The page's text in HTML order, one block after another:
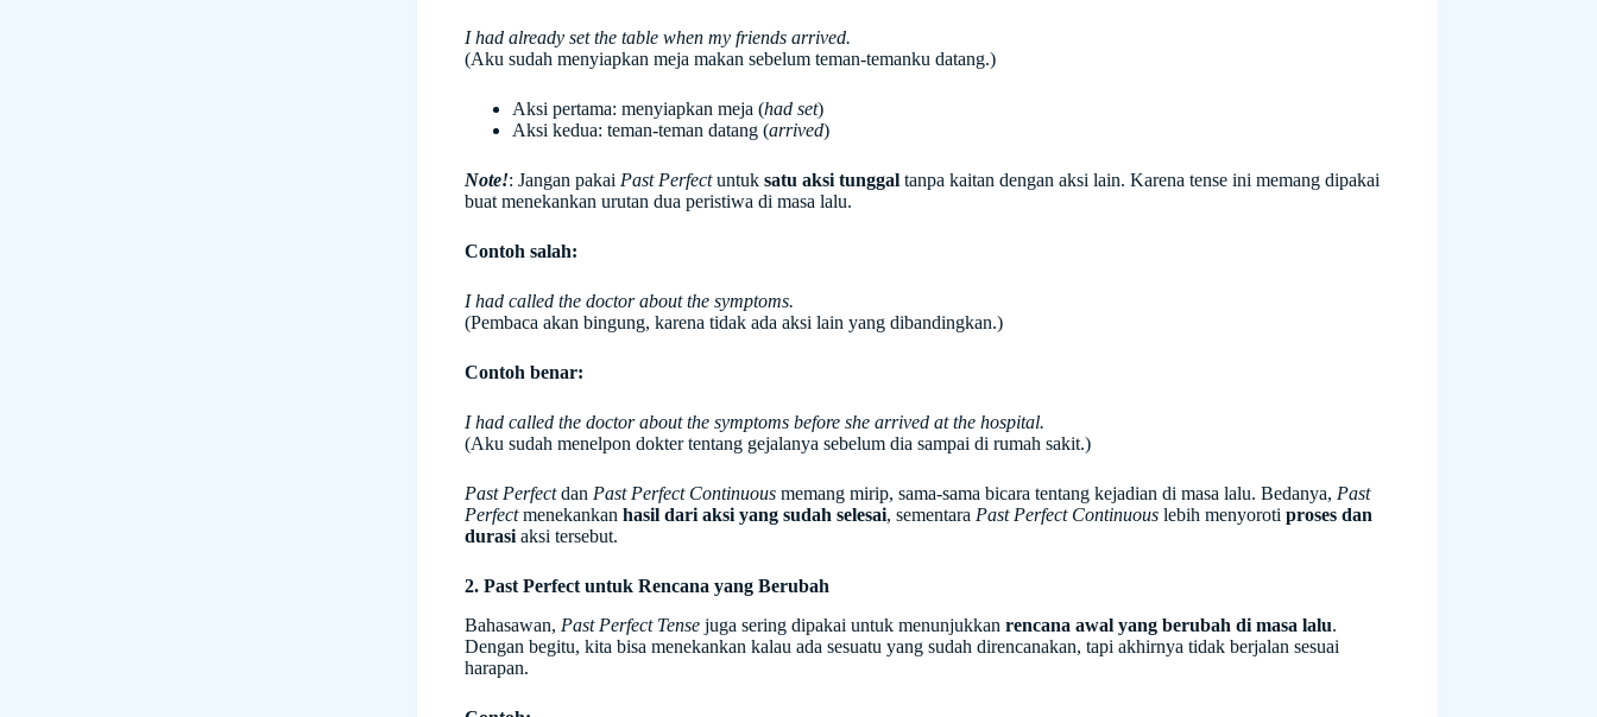
I had already set the table when my friends arrived.
(Aku sudah menyiapkan meja makan sebelum teman-temanku datang.)
Aksi pertama: menyiapkan meja (had set)
Aksi kedua: teman-teman datang (arrived)
Note!: Jangan pakai Past Perfectuntuk satu aksi tunggaltanpa kaitan dengan aksi lain. Karena tense ini memang dipakai
buat menekankan urutan dua peristiwa di masa lalu.
Contoh salah:
I had called the doctor about the symptoms.
(Pembaca akan bingung, karena tidak ada aksi lain yang dibandingkan.)
Contoh benar:
I had called the doctor about the symptoms before she arrived at the hospital.
(Aku sudah menelpon dokter tentang gejalanya sebelum dia sampai di rumah sakit.)
Past Perfectdan Past Perfect Continuousmemang mirip, sama-sama bicara tentang kejadian di masa lalu. Bedanya, Past
Perfectmenekankan hasil dari aksi yang sudah selesai, sementara Past Perfect Continuouslebih menyoroti proses dan
durasiaksi tersebut.
2. Past Perfect untuk Rencana yang Berubah
Bahasawan, Past Perfect Tensejuga sering dipakai untuk menunjukkan rencana awal yang berubah di masa lalu.
Dengan begitu, kita bisa menekankan kalau ada sesuatu yang sudah direncanakan, tapi akhirnya tidak berjalan sesuai
harapan.